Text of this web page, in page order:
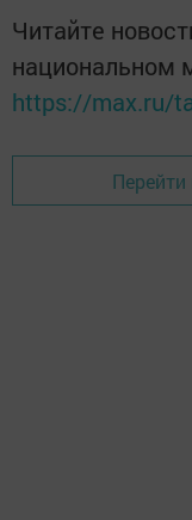
Читайте
национальном
https://max.ru/
Перейти